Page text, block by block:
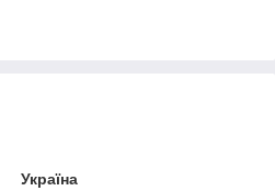
Україна